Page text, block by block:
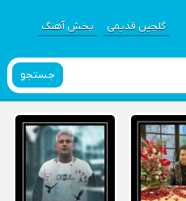
گلچین قدیمی پخش آهنگ
جستجو